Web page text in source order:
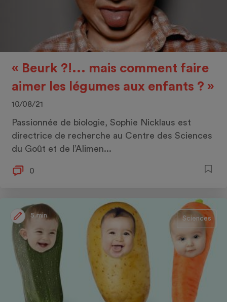
« Beurk ?!... mais comment faire
aimer les légumes aux enfants ? »
10/08/21
Passionnée de biologie, Sophie Nicklaus est
directrice de recherche au Centre des Sciences
du Goût et de l’Alimen...
0
5 min. Sciences